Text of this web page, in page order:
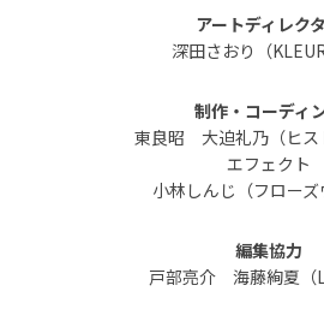
アートディレク
深田さおり（
制作・コーディ
東良昭 大迫礼乃（ヒス
エフェクト
小林しんじ（フローズ
編集協力
戸部亮介 海藤絢夏（